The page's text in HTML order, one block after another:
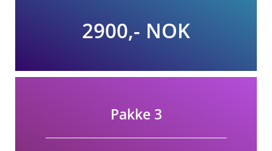
2900,- NOK
Pakke 3